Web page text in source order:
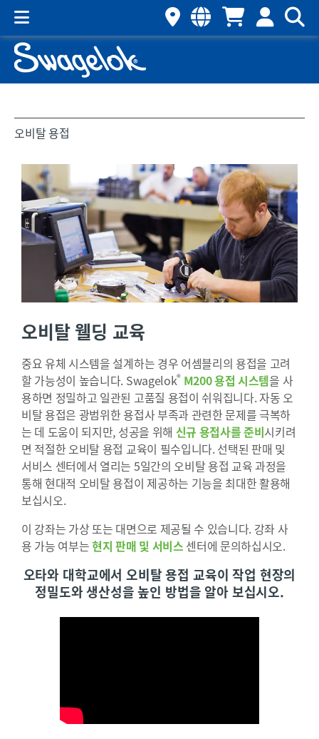
오비탈 용접
오비탈 웰딩 교육
중요 유체 시스템을 설계하는 경우 어셈블리의 용접을 고려
할 가능성이 높습니다. Swagelok® M200 용접 시스템을 사
용하면 정밀하고 일관된 고품질 용접이 쉬워집니다. 자동 오
비탈 용접은 광범위한 용접사 부족과 관련한 문제를 극복하
는 데 도움이 되지만, 성공을 위해 신규 용접사를 준비시키려
면 적절한 오비탈 용접 교육이 필수입니다. 선택된 판매 및
서비스 센터에서 열리는 5일간의 오비탈 용접 교육 과정을
통해 현대적 오비탈 용접이 제공하는 기능을 최대한 활용해
보십시오.
이 강좌는 가상 또는 대면으로 제공될 수 있습니다. 강좌 사
용 가능 여부는현지 판매 및 서비스 센터에 문의하십시오.
오타와 대학교에서 오비탈 용접 교육이 작업 현장의
정밀도와 생산성을 높인 방법을 알아 보십시오.